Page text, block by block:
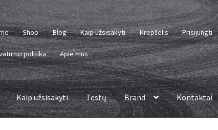
Shop Blog Kaip užsisakyti Krepšelis Prisijungti
politika Apie mus
Kaip užsisakyti Testų Brand Kontaktai